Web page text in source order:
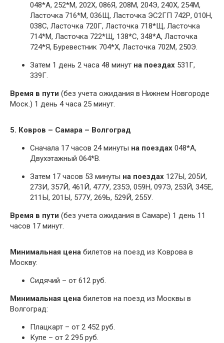
048*А, 252*М, 202Х, 086Я, 208М, 204Э, 240Х, 254М,
Ласточка 716*М, 036Щ, Ласточка ЭС2ГП 742Р, 010Н,
038С, Ласточка 720Г, Ласточка 718*Щ, Ласточка
714*М, Ласточка 722*Щ, 138*С, 348*А, Ласточка
724*Я, Буревестник 704*Х, Ласточка 702М, 250Э.
Затем 1 день 2 часа 48 минут на поездах 531Г,
339Г.
Время в пути (без учета ожидания в Нижнем Новгороде
Моск.) 1 день 4 часа 25 минут.
5. Ковров – Самара – Волгоград
Сначала 17 часов 24 минуты на поездах 048*А,
Двухэтажный 064*В.
Затем 17 часов 53 минуты на поездах 127Ы, 205И,
273И, 357Й, 461Й, 477У, 235Э, 059Н, 097Э, 253Й, 345Е,
211Ы, 201Ы, 577У, 269Ь, 529Й, 255У.
Время в пути (без учета ожидания в Самаре) 1 день 11
часов 17 минут.
Минимальная цена билетов на поезд из Коврова в
Москву:
Сидячий – от 612 руб.
Минимальная цена билетов на поезд из Москвы в
Волгоград:
Плацкарт – от 2 452 руб.
Купе – от 2 295 руб.